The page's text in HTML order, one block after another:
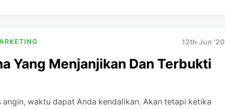
12th Jun '20
Yang Menjanjikan Dan Terbukti
angin, waktu dapat Anda kendalikan. Akan tetapi ketika